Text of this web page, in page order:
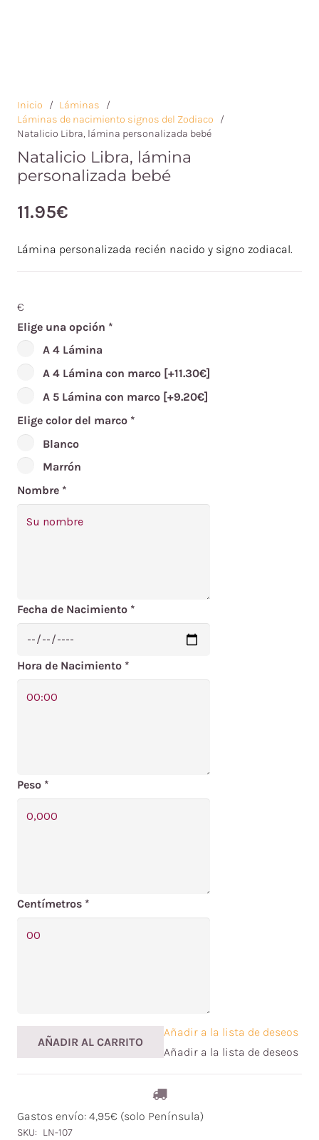
Inicio / Láminas
/
Láminas de nacimiento signos del Zodiaco
/
Natalicio Libra, lámina personalizada bebé
Natalicio Libra, lámina
personalizada bebé
11.95€
Lámina personalizada recién nacido y signo zodiacal.
€
Elige una opción *
A 4 Lámina
A 4 Lámina con marco [+11.30€]
A 5 Lámina con marco [+9.20€]
Elige color del marco *
Blanco
Marrón
Nombre *
Fecha de Nacimiento *
Hora de Nacimiento *
Peso *
Centímetros *
AÑADIR AL CARRITO
Añadir a la lista de deseos
Añadir a la lista de deseos
Gastos envío: 4,95€ (solo Península)
SKU: LN-107